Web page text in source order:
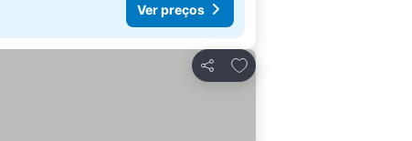
Ver preços
Partilhar
Adicionar aos favoritos